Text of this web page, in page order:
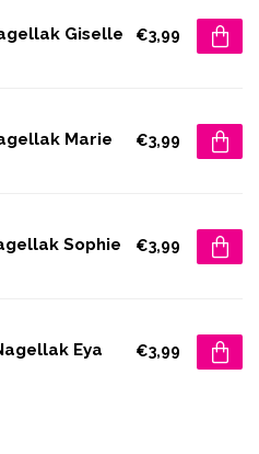
Giselle €3,99
Marie €3,99
Sophie €3,99
Eya €3,99